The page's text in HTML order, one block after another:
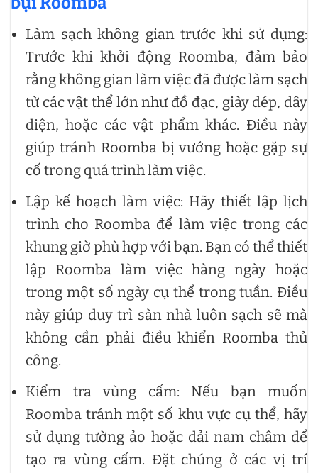
Làm sạch không gian trước khi sử dụng:
Trước khi khởi động Roomba, đảm bảo
rằng không gian làm việc đã được làm sạch
từ các vật thể lớn như đồ đạc, giày dép, dây
điện, hoặc các vật phẩm khác. Điều này
giúp tránh Roomba bị vướng hoặc gặp sự
cố trong quá trình làm việc.
Lập kế hoạch làm việc: Hãy thiết lập lịch
trình cho Roomba để làm việc trong các
khung giờ phù hợp với bạn. Bạn có thể thiết
lập Roomba làm việc hàng ngày hoặc
trong một số ngày cụ thể trong tuần. Điều
này giúp duy trì sàn nhà luôn sạch sẽ mà
không cần phải điều khiển Roomba thủ
công.
Kiểm tra vùng cấm: Nếu bạn muốn
Roomba tránh một số khu vực cụ thể, hãy
sử dụng tường ảo hoặc dải nam châm để
tạo ra vùng cấm. Đặt chúng ở các vị trí